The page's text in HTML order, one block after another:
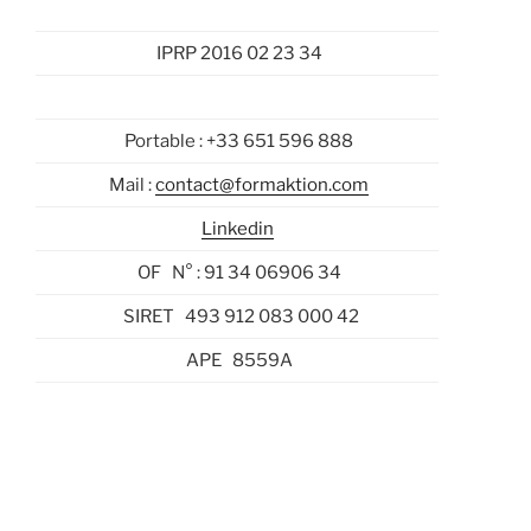
IPRP 2016 02 23 34
Portable : +33 651 596 888
Mail :contact@formaktion.com
Linkedin
OF N° : 91 34 06906 34
SIRET 493 912 083 000 42
APE 8559A